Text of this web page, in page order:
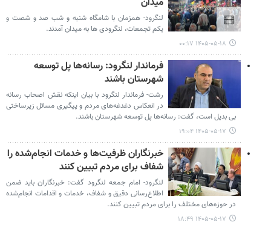
لنگرود- همزمان با شامگاه شنبه و شب صد و شصت و
یکم تجمعات، لنگرودی ها به میدان آمدند.
۱۴۰۵-۰۵-۱۸ ۰۰:۱۷
فرماندار لنگرود: رسانه‌ها پل توسعه
شهرستان باشند
رشت- فرماندار لنگرود با بیان اینکه نقش اصحاب رسانه
در انعکاس دغدغه‌های مردم و پیگیری مسائل زیرساختی
بی بدیل است، گفت: رسانه‌ها پل توسعه شهرستان باشند.
۱۴۰۵-۰۵-۱۷ ۱۹:۰۴
خبرنگاران ظرفیت‌ها و خدمات انجام‌شده را
شفاف برای مردم تبیین کنند
لنگرود- امام جمعه لنگرود گفت: خبرنگاران باید ضمن
اطلاع‌رسانی دقیق و شفاف، خدمات و اقدامات انجام‌شده
در حوزه‌های مختلف را برای مردم تبیین کنند.
۱۴۰۵-۰۵-۱۷ ۱۸:۴۹